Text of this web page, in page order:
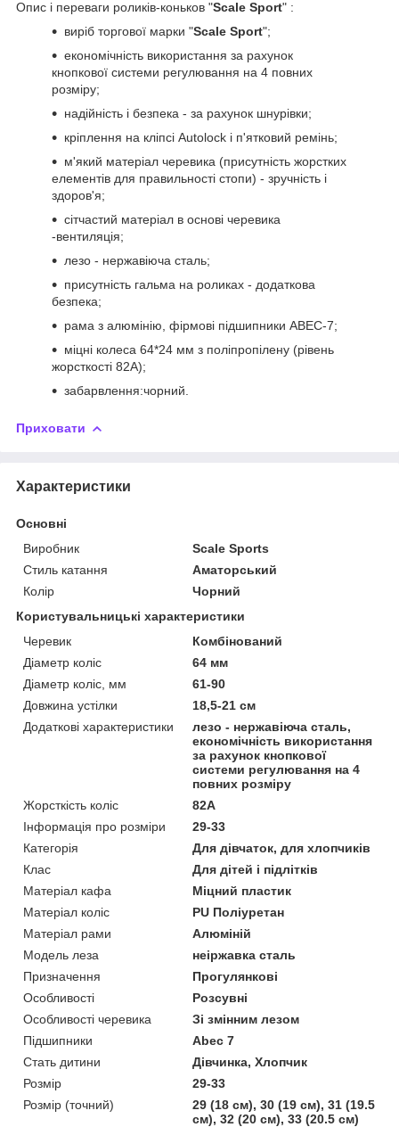
Опис і переваги роликів-коньков "Scale Sport" :
виріб торгової марки "Scale Sport";
економічність використання за рахунок
кнопкової системи регулювання на 4 повних
розміру;
надійність і безпека - за рахунок шнурівки;
кріплення на кліпсі Autоlock і п'ятковий ремінь;
м'який матеріал черевика (присутність жорстких
елементів для правильності стопи) - зручність і
здоров'я;
сітчастий матеріал в основі черевика
-вентиляція;
лезо - нержавіюча сталь;
присутність гальма на роликах - додаткова
безпека;
рама з алюмінію, фірмові підшипники ABEC-7;
міцні колеса 64*24 мм з поліпропілену (рівень
жорсткості 82А);
забарвлення:чорний.
Приховати
Характеристики
Основні
Виробник
Scale Sports
Стиль катання
Аматорський
Колір
Чорний
Користувальницькі характеристики
Черевик
Комбінований
Діаметр коліс
64 мм
Діаметр коліс, мм
61-90
Довжина устілки
18,5-21 см
Додаткові характеристики
лезо - нержавіюча сталь,
економічність використання
за рахунок кнопкової
системи регулювання на 4
повних розміру
Жорсткість коліс
82A
Інформація про розміри
29-33
Категорія
Для дівчаток, для хлопчиків
Клас
Для дітей і підлітків
Матеріал кафа
Міцний пластик
Матеріал коліс
PU Поліуретан
Матеріал рами
Алюміній
Модель леза
неіржавка сталь
Призначення
Прогулянкові
Особливості
Розсувні
Особливості черевика
Зі змінним лезом
Підшипники
Abec 7
Стать дитини
Дівчинка, Хлопчик
Розмір
29-33
Розмір (точний)
29 (18 см), 30 (19 см), 31 (19.5
см), 32 (20 см), 33 (20.5 см)